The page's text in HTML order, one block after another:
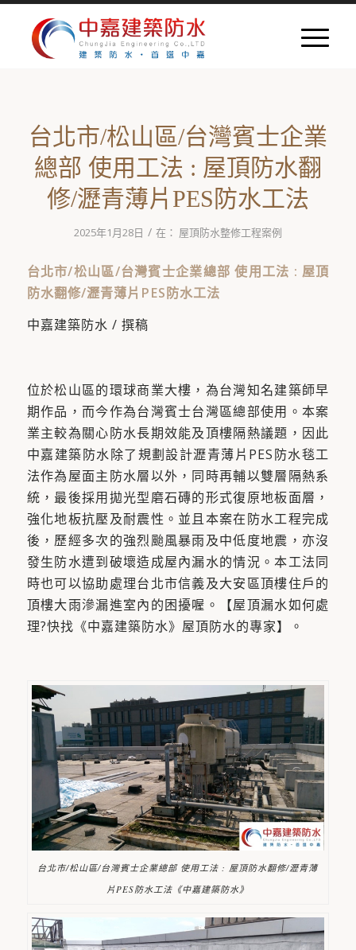
台北市/松山區/台灣賓士企業
總部 使用工法 : 屋頂防水翻
修/瀝青薄片PES防水工法
2025年1月28日 / 在： 屋頂防水整修工程案例
台北市/松山區/台灣賓士企業總部 使用工法 : 屋頂
防水翻修/瀝青薄片PES防水工法
中嘉建築防水 / 撰稿
位於松山區的環球商業大樓，為台灣知名建築師早
期作品，而今作為台灣賓士台灣區總部使用。本案
業主較為關心防水長期效能及頂樓隔熱議題，因此
中嘉建築防水除了規劃設計瀝青薄片PES防水毯工
法作為屋面主防水層以外，同時再輔以雙層隔熱系
統，最後採用拋光型磨石磚的形式復原地板面層，
強化地板抗壓及耐震性。並且本案在防水工程完成
後，歷經多次的強烈颱風暴雨及中低度地震，亦沒
發生防水遭到破壞造成屋內漏水的情況。本工法同
時也可以協助處理台北市信義及大安區頂樓住戶的
頂樓大雨滲漏進室內的困擾喔。【屋頂漏水如何處
理?快找《中嘉建築防水》屋頂防水的專家】。
台北市/松山區/台灣賓士企業總部 使用工法 : 屋頂防水翻修/瀝青薄
片PES防水工法《中嘉建築防水》